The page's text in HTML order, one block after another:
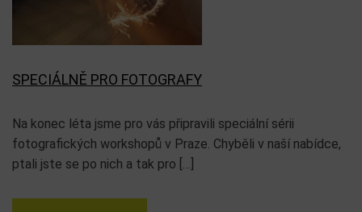
SPECIÁLNĚ PRO FOTOGRAFY
Na konec léta jsme pro vás připravili speciální sérii
fotografických workshopů v Praze. Chyběli v naší nabídce,
ptali jste se po nich a tak pro […]